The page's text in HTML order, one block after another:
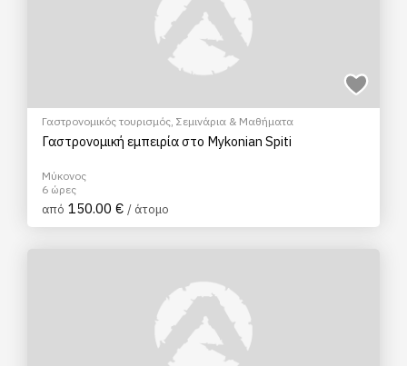
Γαστρονομικός τουρισμός, Σεμινάρια & Μαθήματα
Γαστρονομική εμπειρία στο Mykonian Spiti
Μύκονος
6 ώρες
από 150.00 € / άτομο